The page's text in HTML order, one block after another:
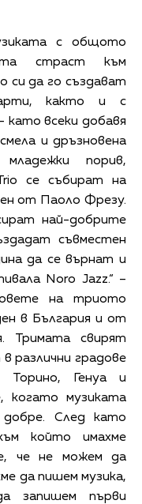
с общото
страст към
си да го създават
както и с
като всеки добавя
и дръзновена
порив,
се събират на
от Паоло Фрезу.
най-добрите
съвместен
да се върнат и
Noro Jazz.“ –
на триото
в България и от
Тримата свирят
различни градове
Генуа и
когато музиката
След като
който имахме
че не можем да
да пишем музика,
запишем първи